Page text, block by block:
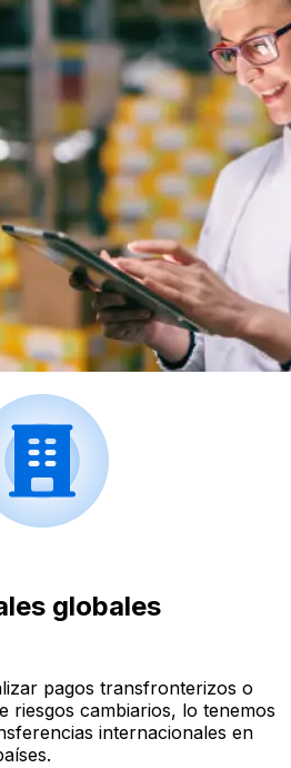
globales
pagos transfronterizos o
riesgos cambiarios, lo tenemos
internacionales en